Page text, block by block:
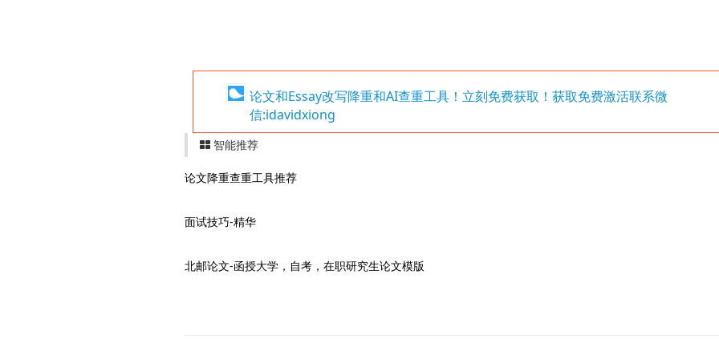
论文和Essay改写降重和AI查重工具！立刻免费获取！获取免费激活联系微
信:idavidxiong
智能推荐
论文降重查重工具推荐
面试技巧-精华
北邮论文-函授大学，自考，在职研究生论文模版